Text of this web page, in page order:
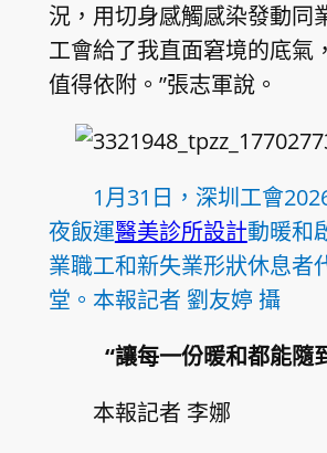
況，用切身感觸感染發動同
工會給了我直面窘境的底氣
值得依附。”張志軍說。
1月31日，深圳工會
夜飯運醫美診所設計動暖和
業職工和新失業形狀休息者
堂。本報記者 劉友婷 攝
“讓每一份暖和都能隨
本報記者 李娜